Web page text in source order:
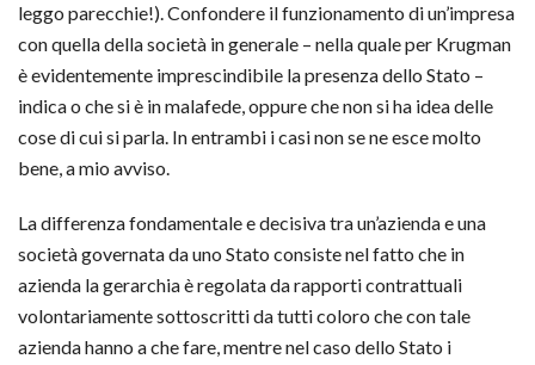
leggo parecchie!). Confondere il funzionamento di un’impresa
con quella della società in generale – nella quale per Krugman
è evidentemente imprescindibile la presenza dello Stato –
indica o che si è in malafede, oppure che non si ha idea delle
cose di cui si parla. In entrambi i casi non se ne esce molto
bene, a mio avviso.
La differenza fondamentale e decisiva tra un’azienda e una
società governata da uno Stato consiste nel fatto che in
azienda la gerarchia è regolata da rapporti contrattuali
volontariamente sottoscritti da tutti coloro che con tale
azienda hanno a che fare, mentre nel caso dello Stato i